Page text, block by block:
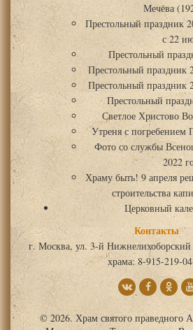
Мечёва
Престольный праздник
с 22
Престольный
Престольный праздник
Престольный праздник
Престольный
Светлое Христово
Утреня с
Фото со службы
2022
Храму быть! 9 апреля
строительства
Церковный
Контакты
г. Москва, ул. 3-й Нижнелихоборский
храма: 8-915-219-
© 2026. Храм святого праведного